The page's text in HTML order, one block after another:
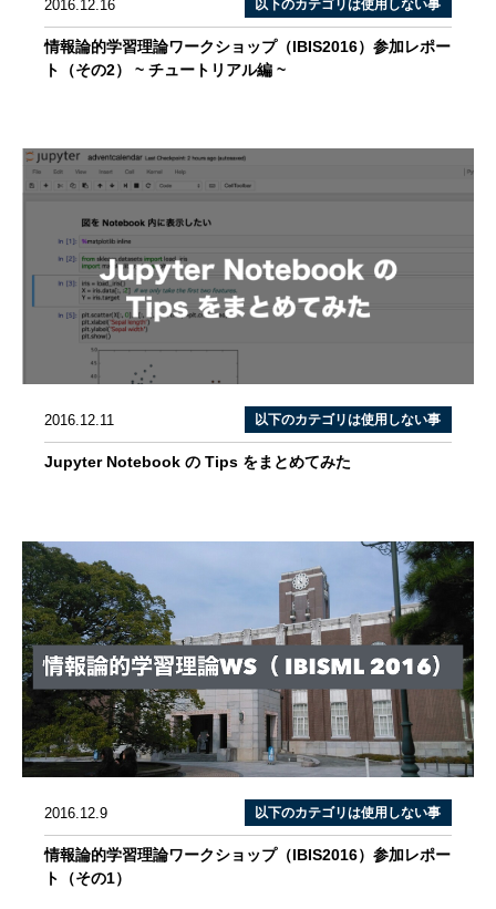
2016.12.16 以下のカテゴリは使用しない事
情報論的学習理論ワークショップ（IBIS2016）参加レポー
ト（その2） ~ チュートリアル編 ~
2016.12.11 以下のカテゴリは使用しない事
Jupyter Notebook の Tips をまとめてみた
2016.12.9 以下のカテゴリは使用しない事
情報論的学習理論ワークショップ（IBIS2016）参加レポー
ト（その1）